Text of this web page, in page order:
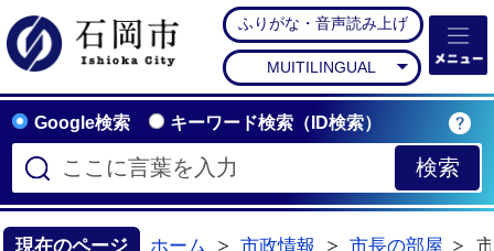
石岡市公式ホームペー
ふりがな・音声読み上げ
MUITILINGUAL
Google検索 キーワード検索（ID検索）
現在のページ ホーム
市政情報
市長の部屋